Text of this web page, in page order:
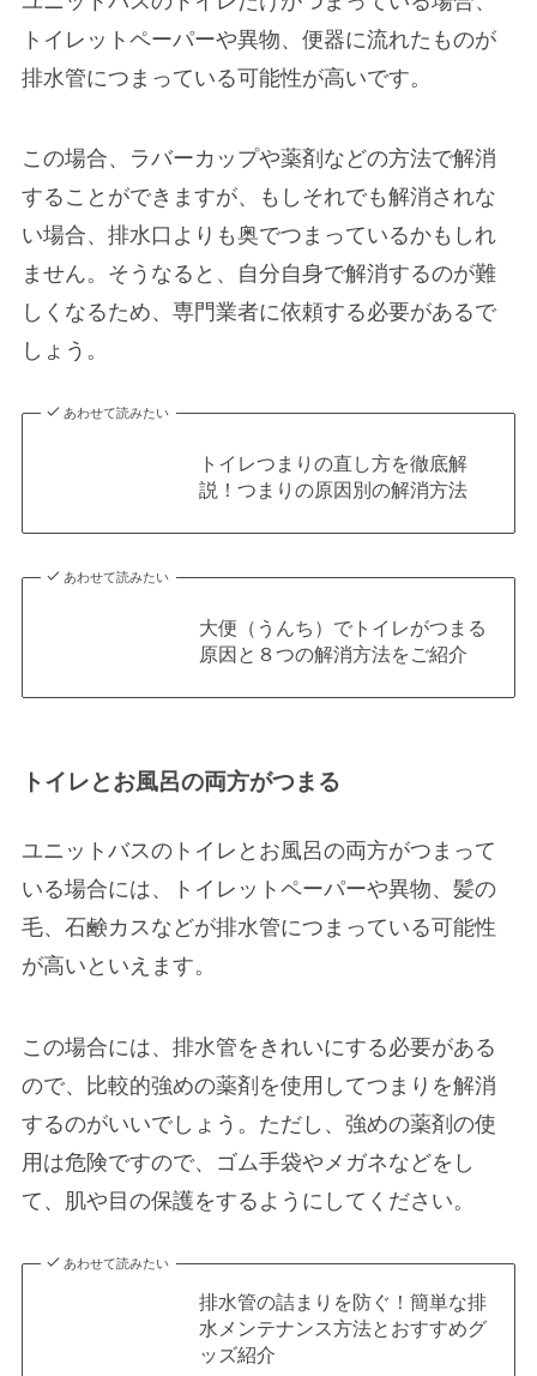
トイレットペーパーや異物、便器に流れたものが
排水管につまっている可能性が高いです。
この場合、ラバーカップや薬剤などの方法で解消
することができますが、もしそれでも解消されな
い場合、排水口よりも奥でつまっているかもしれ
ません。そうなると、自分自身で解消するのが難
しくなるため、専門業者に依頼する必要があるで
しょう。
あわせて読みたい
トイレつまりの直し方を徹底解
説！つまりの原因別の解消方法
あわせて読みたい
大便（うんち）でトイレがつまる
原因と８つの解消方法をご紹介
トイレとお風呂の両方がつまる
ユニットバスのトイレとお風呂の両方がつまって
いる場合には、トイレットペーパーや異物、髪の
毛、石鹸カスなどが排水管につまっている可能性
が高いといえます。
この場合には、排水管をきれいにする必要がある
ので、比較的強めの薬剤を使用してつまりを解消
するのがいいでしょう。ただし、強めの薬剤の使
用は危険ですので、ゴム手袋やメガネなどをし
て、肌や目の保護をするようにしてください。
あわせて読みたい
排水管の詰まりを防ぐ！簡単な排
水メンテナンス方法とおすすめグ
ッズ紹介